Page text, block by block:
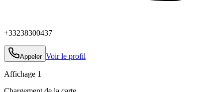
+33238300437
Appeler Voir le profil
Affichage 1